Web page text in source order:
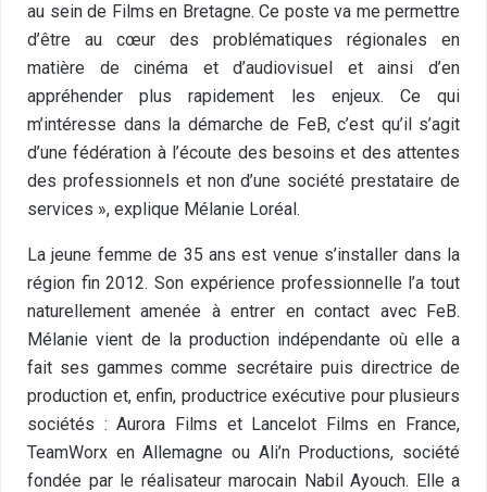
au sein de Films en Bretagne. Ce poste va me permettre
d’être au cœur des problématiques régionales en
matière de cinéma et d’audiovisuel et ainsi d’en
appréhender plus rapidement les enjeux. Ce qui
m’intéresse dans la démarche de FeB, c’est qu’il s’agit
d’une fédération à l’écoute des besoins et des attentes
des professionnels et non d’une société prestataire de
services », explique Mélanie Loréal.
La jeune femme de 35 ans est venue s’installer dans la
région fin 2012. Son expérience professionnelle l’a tout
naturellement amenée à entrer en contact avec FeB.
Mélanie vient de la production indépendante où elle a
fait ses gammes comme secrétaire puis directrice de
production et, enfin, productrice exécutive pour plusieurs
sociétés : Aurora Films et Lancelot Films en France,
TeamWorx en Allemagne ou Ali’n Productions, société
fondée par le réalisateur marocain Nabil Ayouch. Elle a